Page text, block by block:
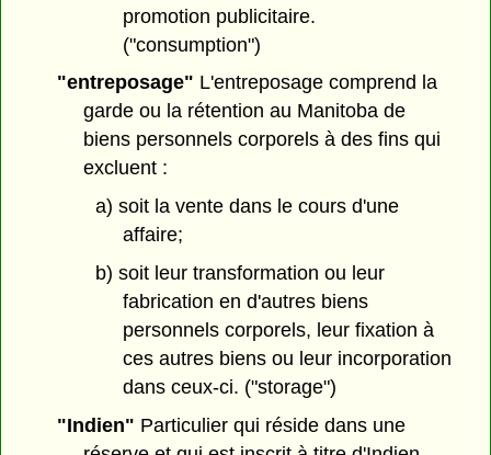
promotion publicitaire.
("consumption")
"entreposage" L'entreposage comprend la
garde ou la rétention au Manitoba de
biens personnels corporels à des fins qui
excluent :
a) soit la vente dans le cours d'une
affaire;
b) soit leur transformation ou leur
fabrication en d'autres biens
personnels corporels, leur fixation à
ces autres biens ou leur incorporation
dans ceux-ci. ("storage")
"Indien" Particulier qui réside dans une